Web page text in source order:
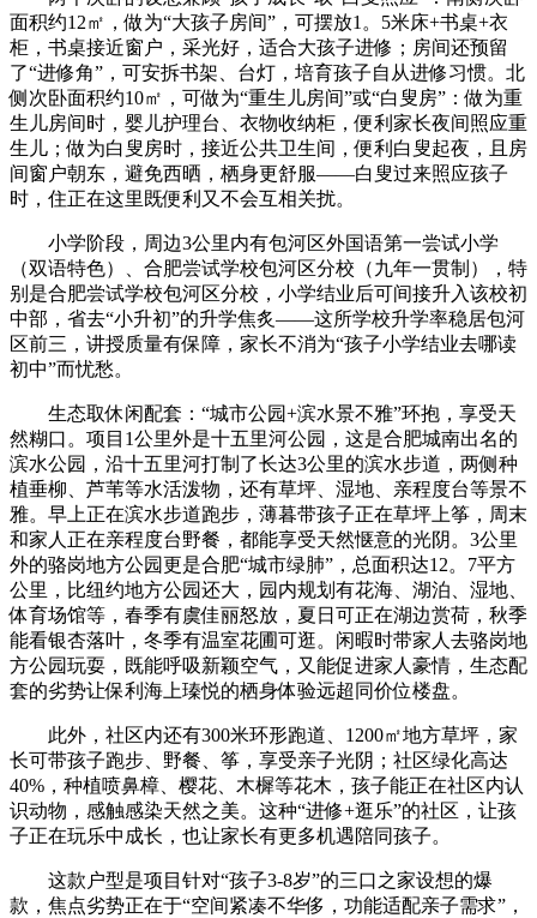
面积约12㎡，做为“大孩子房间”，可摆放1。5米床+书桌+衣
柜，书桌接近窗户，采光好，适合大孩子进修；房间还预留
了“进修角”，可安拆书架、台灯，培育孩子自从进修习惯。北
侧次卧面积约10㎡，可做为“重生儿房间”或“白叟房”：做为重
生儿房间时，婴儿护理台、衣物收纳柜，便利家长夜间照应重
生儿；做为白叟房时，接近公共卫生间，便利白叟起夜，且房
间窗户朝东，避免西晒，栖身更舒服——白叟过来照应孩子
时，住正在这里既便利又不会互相关扰。
小学阶段，周边3公里内有包河区外国语第一尝试小学
（双语特色）、合肥尝试学校包河区分校（九年一贯制），特
别是合肥尝试学校包河区分校，小学结业后可间接升入该校初
中部，省去“小升初”的升学焦炙——这所学校升学率稳居包河
区前三，讲授质量有保障，家长不消为“孩子小学结业去哪读
初中”而忧愁。
生态取休闲配套：“城市公园+滨水景不雅”环抱，享受天
然糊口。项目1公里外是十五里河公园，这是合肥城南出名的
滨水公园，沿十五里河打制了长达3公里的滨水步道，两侧种
植垂柳、芦苇等水活泼物，还有草坪、湿地、亲程度台等景不
雅。早上正在滨水步道跑步，薄暮带孩子正在草坪上筝，周末
和家人正在亲程度台野餐，都能享受天然惬意的光阴。3公里
外的骆岗地方公园更是合肥“城市绿肺”，总面积达12。7平方
公里，比纽约地方公园还大，园内规划有花海、湖泊、湿地、
体育场馆等，春季有虞佳丽怒放，夏日可正在湖边赏荷，秋季
能看银杏落叶，冬季有温室花圃可逛。闲暇时带家人去骆岗地
方公园玩耍，既能呼吸新颖空气，又能促进家人豪情，生态配
套的劣势让保利海上瑧悦的栖身体验远超同价位楼盘。
此外，社区内还有300米环形跑道、1200㎡地方草坪，家
长可带孩子跑步、野餐、筝，享受亲子光阴；社区绿化高达
40%，种植喷鼻樟、樱花、木樨等花木，孩子能正在社区内认
识动物，感触感染天然之美。这种“进修+逛乐”的社区，让孩
子正在玩乐中成长，也让家长有更多机遇陪同孩子。
这款户型是项目针对“孩子3-8岁”的三口之家设想的爆
款，焦点劣势正在于“空间紧凑不华侈，功能适配亲子需求”，